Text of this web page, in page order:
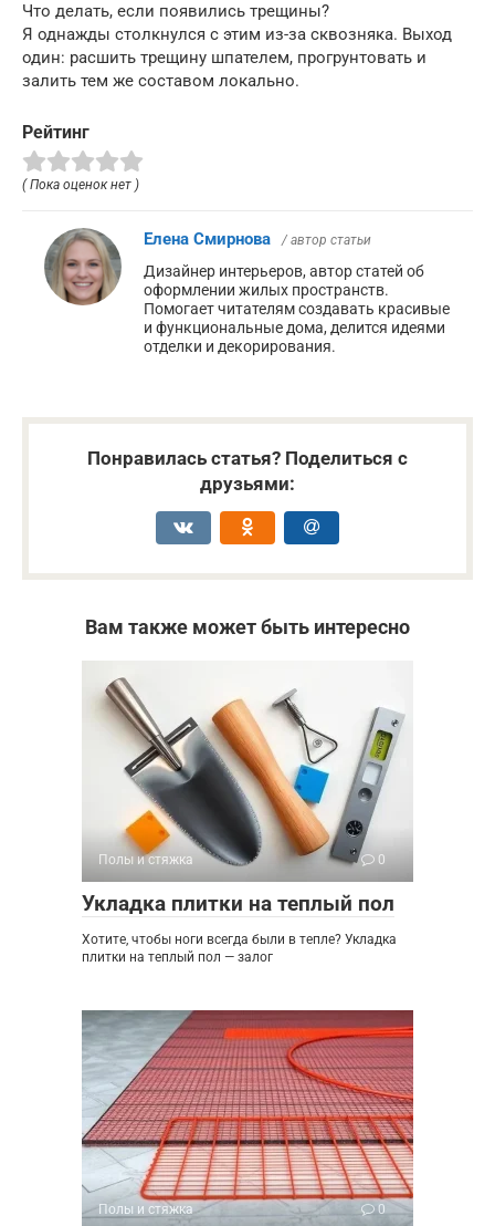
Что делать, если появились трещины?
Я однажды столкнулся с этим из-за сквозняка. Выход
один: расшить трещину шпателем, прогрунтовать и
залить тем же составом локально.
Рейтинг
( Пока оценок нет )
Елена Смирнова / автор статьи
Дизайнер интерьеров, автор статей об
оформлении жилых пространств.
Помогает читателям создавать красивые
и функциональные дома, делится идеями
отделки и декорирования.
Понравилась статья? Поделиться с
друзьями:
Вам также может быть интересно
Полы и стяжка 0
Укладка плитки на теплый пол
Хотите, чтобы ноги всегда были в тепле? Укладка
плитки на теплый пол — залог
Полы и стяжка 0